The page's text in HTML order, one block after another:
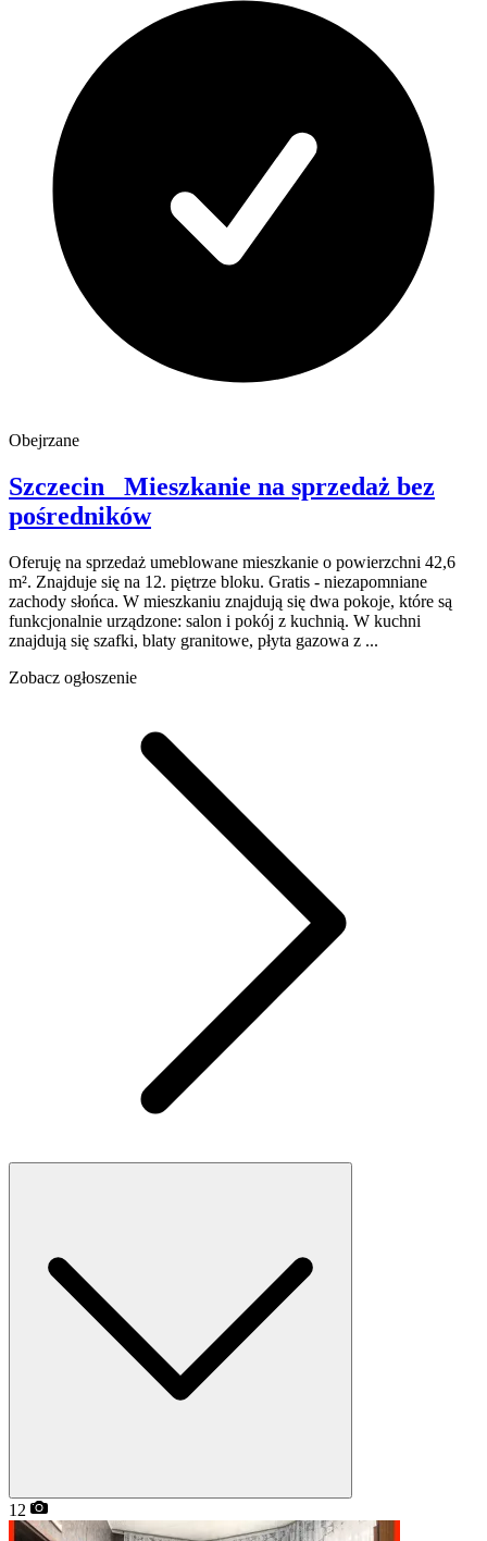
Obejrzane
Szczecin Mieszkanie na sprzedaż bez
pośredników
Oferuję na sprzedaż umeblowane mieszkanie o powierzchni 42,6
m². Znajduje się na 12. piętrze bloku. Gratis - niezapomniane
zachody słońca. W mieszkaniu znajdują się dwa pokoje, które są
funkcjonalnie urządzone: salon i pokój z kuchnią. W kuchni
znajdują się szafki, blaty granitowe, płyta gazowa z ...
Zobacz ogłoszenie
12